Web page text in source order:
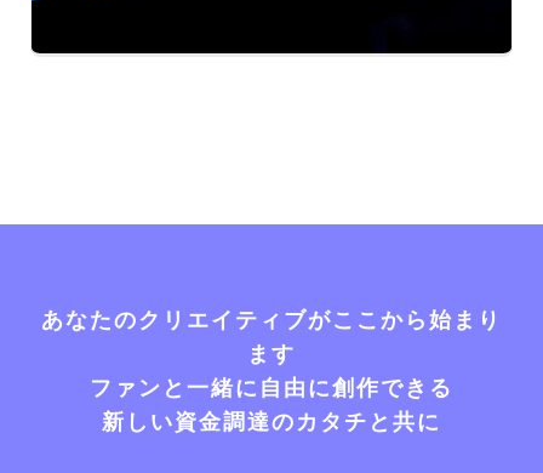
あなたのクリエイティブがここから始まり
ます
ファンと一緒に自由に創作できる
新しい資金調達のカタチと共に